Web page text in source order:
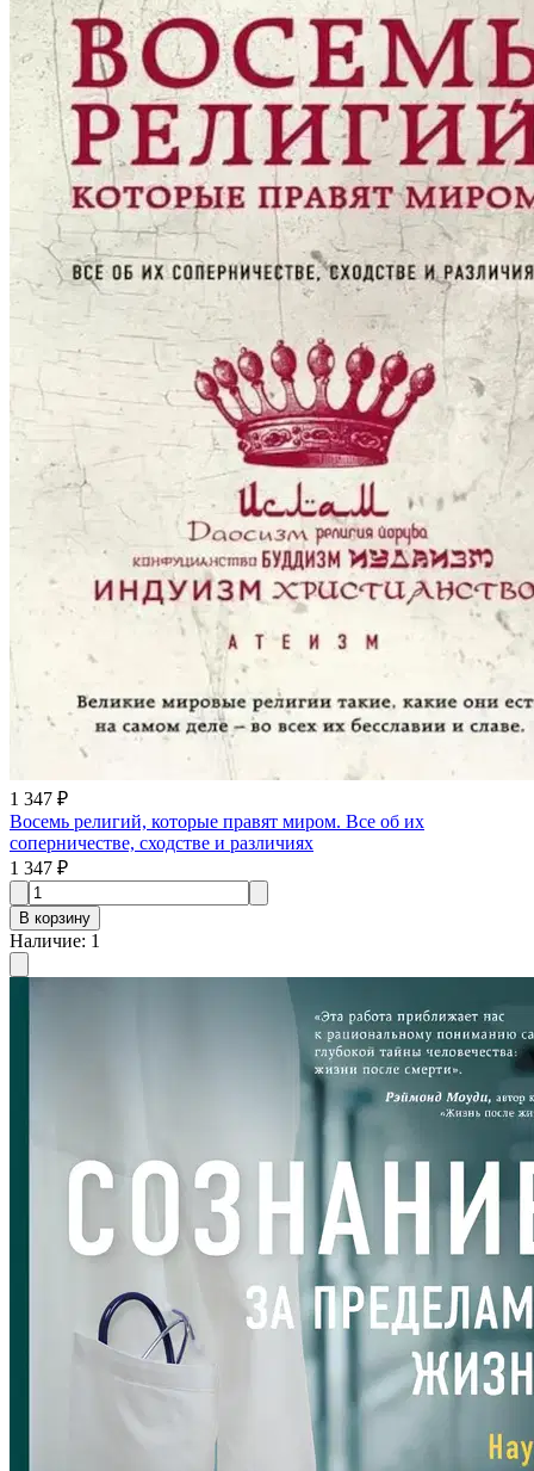
1 347 ₽
Восемь религий, которые правят миром. Все об их
соперничестве, сходстве и различиях
1 347 ₽
В корзину
Наличие: 1